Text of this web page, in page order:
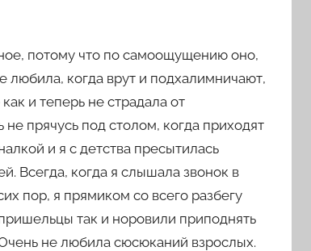
потому что по самоощущению оно,
любила, когда врут и подхалимничают,
и теперь не страдала от
прячусь под столом, когда приходят
и я с детства пресытилась
Всегда, когда я слышала звонок в
пор, я прямиком со всего разбегу
так и норовили приподнять
не любила сюсюканий взрослых.